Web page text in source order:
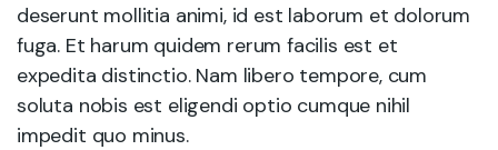
deserunt mollitia animi, id est laborum et dolorum
fuga. Et harum quidem rerum facilis est et
expedita distinctio. Nam libero tempore, cum
soluta nobis est eligendi optio cumque nihil
impedit quo minus.